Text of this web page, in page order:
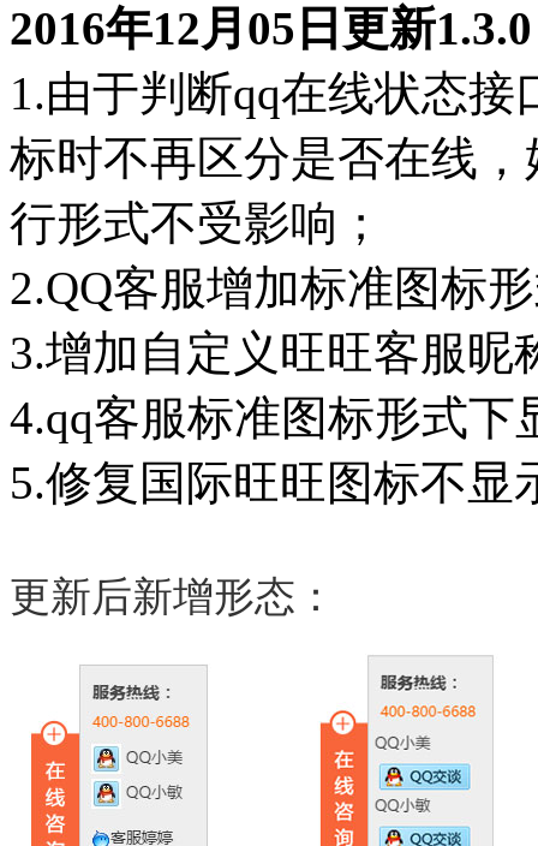
2016年12月05日更新
1.由于判断qq在线状态
标时不再区分是否在线
行形式不受影响；
2.QQ客服增加标准图标
3.增加自定义旺旺客服昵
4.qq客服标准图标形式下
5.修复国际旺旺图标不显
更新后新增形态：